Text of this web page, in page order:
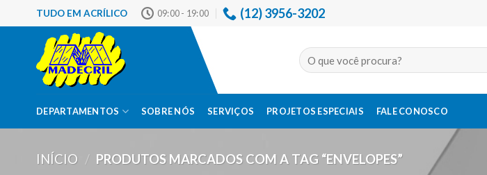
to
TUDO EM ACRÍLICO 09:00 - 19:00 (12) 3956-3202
Pesquisar
por:
DEPARTAMENTOS SOBRE NÓS SERVIÇOS PROJETOS ESPECIAIS FALE CONOSCO
INÍCIO / PRODUTOS MARCADOS COM A TAG “ENVELOPES”